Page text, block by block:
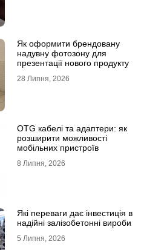
Як оформити брендовану
надувну фотозону для
презентації нового продукту
28 Липня, 2026
OTG кабелі та адаптери: як
розширити можливості
мобільних пристроїв
8 Липня, 2026
Які переваги дає інвестиція в
надійні залізобетонні вироби
5 Липня, 2026